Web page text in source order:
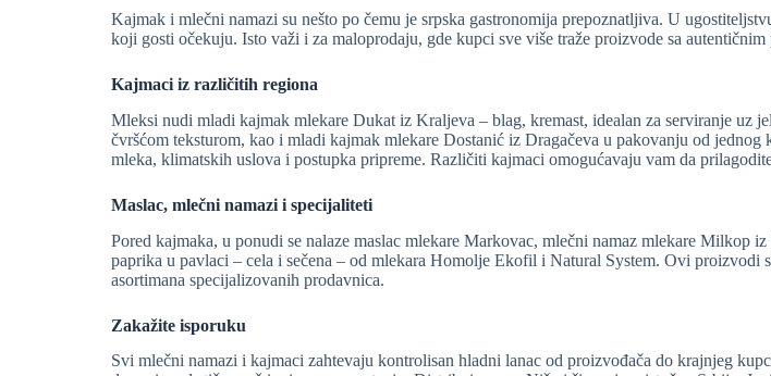
Kajmak i mlečni namazi su nešto po čemu je srpska gastronomija prepoznatljiva. U
koji gosti očekuju. Isto važi i za maloprodaju, gde kupci sve više traže proizvode sa
Kajmaci iz različitih regiona
Mleksi nudi mladi kajmak mlekare Dukat iz Kraljeva – blag, kremast, idealan za serviranje uz
čvršćom teksturom, kao i mladi kajmak mlekare Dostanić iz Dragačeva u pakovanju od
mleka, klimatskih uslova i postupka pripreme. Različiti kajmaci omogućavaju vam da
Maslac, mlečni namazi i specijaliteti
Pored kajmaka, u ponudi se nalaze maslac mlekare Markovac, mlečni namaz mlekare
paprika u pavlaci – cela i sečena – od mlekara Homolje Ekofil i Natural System. Ovi proizvodi
asortimana specijalizovanih prodavnica.
Zakažite isporuku
Svi mlečni namazi i kajmaci zahtevaju kontrolisan hladni lanac od proizvođača do krajnjeg